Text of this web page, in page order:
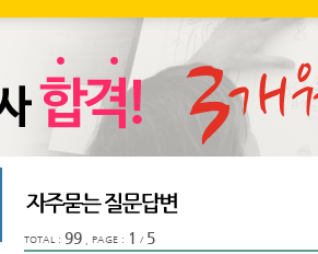
TOTAL : 99 , PAGE : 1 / 5